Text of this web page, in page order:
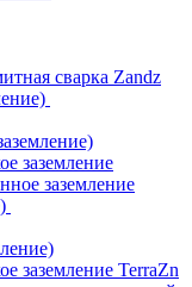
сварка Zandz
заземление
заземление
заземление TerraZn